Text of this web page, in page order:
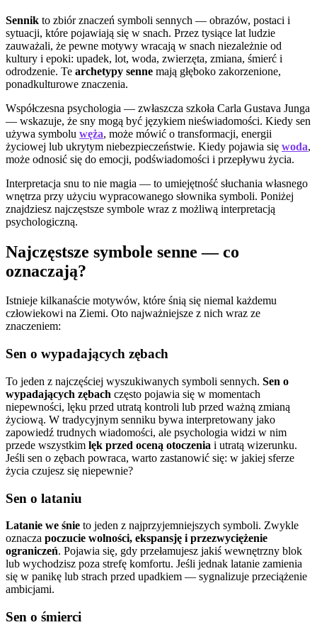
Sennik to zbiór znaczeń symboli sennych — obrazów, postaci i
sytuacji, które pojawiają się w snach. Przez tysiące lat ludzie
zauważali, że pewne motywy wracają w snach niezależnie od
kultury i epoki: upadek, lot, woda, zwierzęta, zmiana, śmierć i
odrodzenie. Te archetypy senne mają głęboko zakorzenione,
ponadkulturowe znaczenia.
Współczesna psychologia — zwłaszcza szkoła Carla Gustava Junga
— wskazuje, że sny mogą być językiem nieświadomości. Kiedy sen
używa symbolu węża, może mówić o transformacji, energii
życiowej lub ukrytym niebezpieczeństwie. Kiedy pojawia się woda,
może odnosić się do emocji, podświadomości i przepływu życia.
Interpretacja snu to nie magia — to umiejętność słuchania własnego
wnętrza przy użyciu wypracowanego słownika symboli. Poniżej
znajdziesz najczęstsze symbole wraz z możliwą interpretacją
psychologiczną.
Najczęstsze symbole senne — co
oznaczają?
Istnieje kilkanaście motywów, które śnią się niemal każdemu
człowiekowi na Ziemi. Oto najważniejsze z nich wraz ze
znaczeniem:
Sen o wypadających zębach
To jeden z najczęściej wyszukiwanych symboli sennych. Sen o
wypadających zębach często pojawia się w momentach
niepewności, lęku przed utratą kontroli lub przed ważną zmianą
życiową. W tradycyjnym senniku bywa interpretowany jako
zapowiedź trudnych wiadomości, ale psychologia widzi w nim
przede wszystkim lęk przed oceną otoczenia i utratą wizerunku.
Jeśli sen o zębach powraca, warto zastanowić się: w jakiej sferze
życia czujesz się niepewnie?
Sen o lataniu
Latanie we śnie to jeden z najprzyjemniejszych symboli. Zwykle
oznacza poczucie wolności, ekspansję i przezwyciężenie
ograniczeń. Pojawia się, gdy przełamujesz jakiś wewnętrzny blok
lub wychodzisz poza strefę komfortu. Jeśli jednak latanie zamienia
się w panikę lub strach przed upadkiem — sygnalizuje przeciążenie
ambicjami.
Sen o śmierci